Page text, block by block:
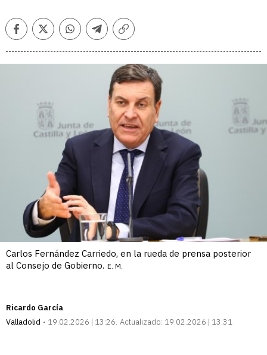
FacebookTwitterWhatsappTelegramCopiar
Carlos Fernández Carriedo, en la rueda de prensa posterior
al Consejo de Gobierno. E. M.
Ricardo García
Valladolid
19.02.2026 | 13:26 Actualizado: 19.02.2026 | 13:31